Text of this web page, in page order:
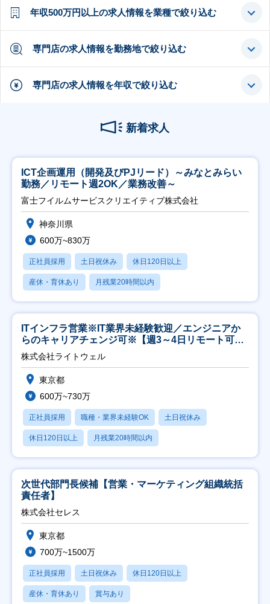
年収500万円以上の求人情報を業種で絞り込む
専門店の求人情報を勤務地で絞り込む
専門店の求人情報を年収で絞り込む
新着求人
ICT企画運用（開発及びPJリード）～みなとみらい
勤務／リモート週2OK／業務改善～
富士フイルムサービスクリエイティブ株式会社
神奈川県
600万~830万
正社員採用 土日祝休み 休日120日以上
産休・育休あり 月残業20時間以内
ITインフラ営業※IT業界未経験歓迎／エンジニアか
らのキャリアチェンジ可※【週3～4日リモート可
能】
株式会社ライトウェル
東京都
600万~730万
正社員採用 職種・業界未経験OK 土日祝休み
休日120日以上 月残業20時間以内
次世代部門長候補【営業・マーケティング組織統括
責任者】
株式会社セレス
東京都
700万~1500万
正社員採用 土日祝休み 休日120日以上
産休・育休あり 賞与あり